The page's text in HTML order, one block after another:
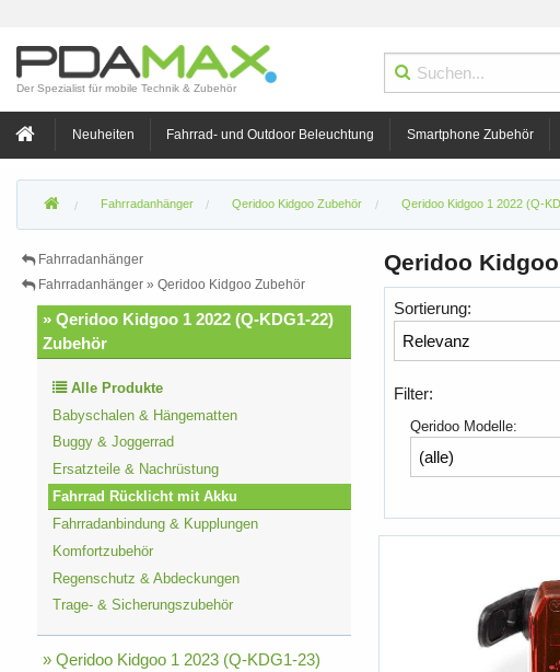
Der Spezialist für mobile Technik & Zubehör
Neuheiten Fahrrad- und Outdoor Beleuchtung Smartphone Zubehör
Fahrradanhänger Qeridoo Kidgoo Zubehör Qeridoo Kidgoo 1 2022 (Q-
Qeridoo
Sortierung:
Filter:
Qeridoo Modelle:
Fahrradanhänger
Fahrradanhänger » Qeridoo Kidgoo Zubehör
» Qeridoo Kidgoo 1 2022 (Q-KDG1-22)
Zubehör
Alle Produkte
Babyschalen & Hängematten
Buggy & Joggerrad
Ersatzteile & Nachrüstung
Fahrrad Rücklicht mit Akku
Fahrradanbindung & Kupplungen
Komfortzubehör
Regenschutz & Abdeckungen
Trage- & Sicherungszubehör
» Qeridoo Kidgoo 1 2023 (Q-KDG1-23)